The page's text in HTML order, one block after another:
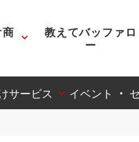
教えてバッファロ
ー
サービス イベント ・